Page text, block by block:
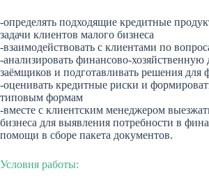
-определять подходящие кредитные
задачи клиентов малого бизнеса
-взаимодействовать с клиентами по
-анализировать финансово-хозяйственную
заёмщиков и подготавливать решения для
-оценивать кредитные риски и
типовым формам
-вместе с клиентским менеджером
бизнеса для выявления потребности в
помощи в сборе пакета документов.
Условия работы: